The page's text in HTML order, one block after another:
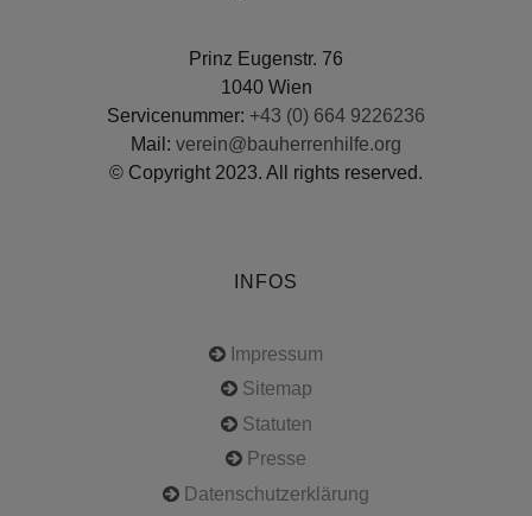
Prinz Eugenstr. 76
1040 Wien
Servicenummer: +43 (0) 664 9226236
Mail: verein@bauherrenhilfe.org
© Copyright 2023. All rights reserved.
INFOS
Impressum
Sitemap
Statuten
Presse
Datenschutzerklärung